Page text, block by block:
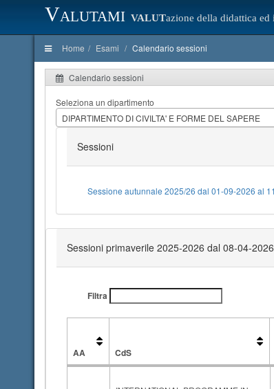
Valutami VALUTazione della didattica ed
Home Esami Calendario sessioni
Calendario sessioni
Seleziona un dipartimento
DIPARTIMENTO DI CIVILTA' E FORME DEL SAPERE
Sessioni
Sessione autunnale 2025/26 dal 01-09-2026 al
Sessioni primaverile 2025-2026 dal 08-04-
Filtra
AA CdS